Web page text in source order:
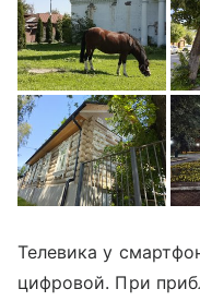
Телевика у
цифровой. При